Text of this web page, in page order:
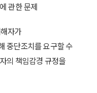
관한 문제
자가
중단조치를 요구할 수
의 책임감경 규정을